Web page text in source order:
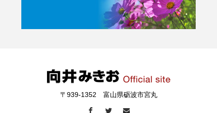
〒939-1352 富山県砺波市宮丸